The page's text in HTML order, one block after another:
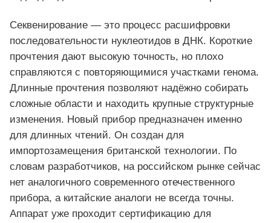
Секвенирование — это процесс расшифровки
последовательности нуклеотидов в ДНК. Короткие
прочтения дают высокую точность, но плохо
справляются с повторяющимися участками генома.
Длинные прочтения позволяют надёжно собирать
сложные области и находить крупные структурные
изменения. Новый прибор предназначен именно
для длинных чтений. Он создан для
импортозамещения британской технологии. По
словам разработчиков, на российском рынке сейчас
нет аналогичного современного отечественного
прибора, а китайские аналоги не всегда точны.
Аппарат уже проходит сертификацию для